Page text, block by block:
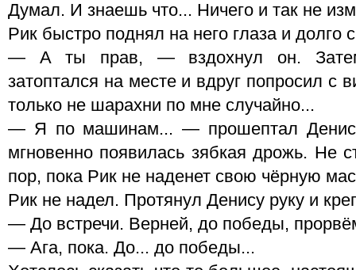
Думал. И знаешь что... Ничего и так не
Рик быстро поднял на него глаза и долго
— А ты прав, — вздохнул он. Затем
затоптался на месте и вдруг попросил с
только не шарахни по мне случайно...
— Я по машинам... — прошептал
мгновенно появилась зябкая дрожь. Не
пор, пока Рик не наденет свою чёрную
Рик не надел. Протянул Денису руку и
— До встречи. Верней, до победы,
— Ага, пока. До... до победы...